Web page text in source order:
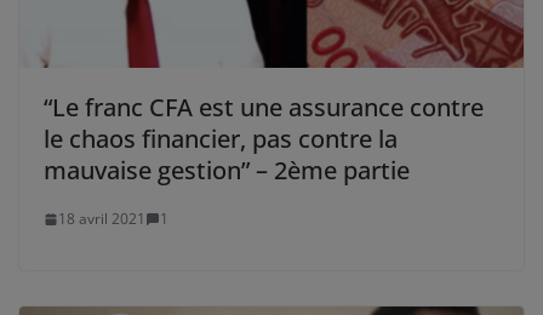
“Le franc CFA est une assurance contre
le chaos financier, pas contre la
mauvaise gestion” – 2ème partie
18 avril 2021 1